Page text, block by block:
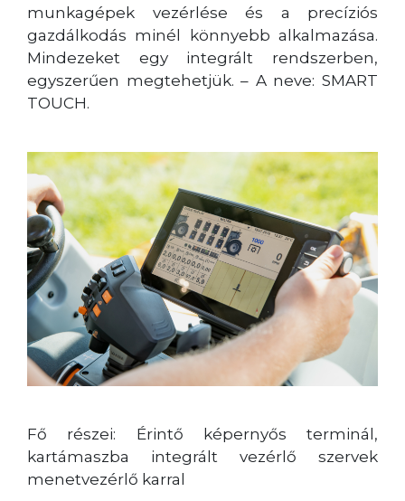
munkagépek vezérlése és a precíziós
gazdálkodás minél könnyebb alkalmazása.
Mindezeket egy integrált rendszerben,
egyszerűen megtehetjük. – A neve: SMART
TOUCH.
Fő részei: Érintő képernyős terminál,
kartámaszba integrált vezérlő szervek
menetvezérlő karral